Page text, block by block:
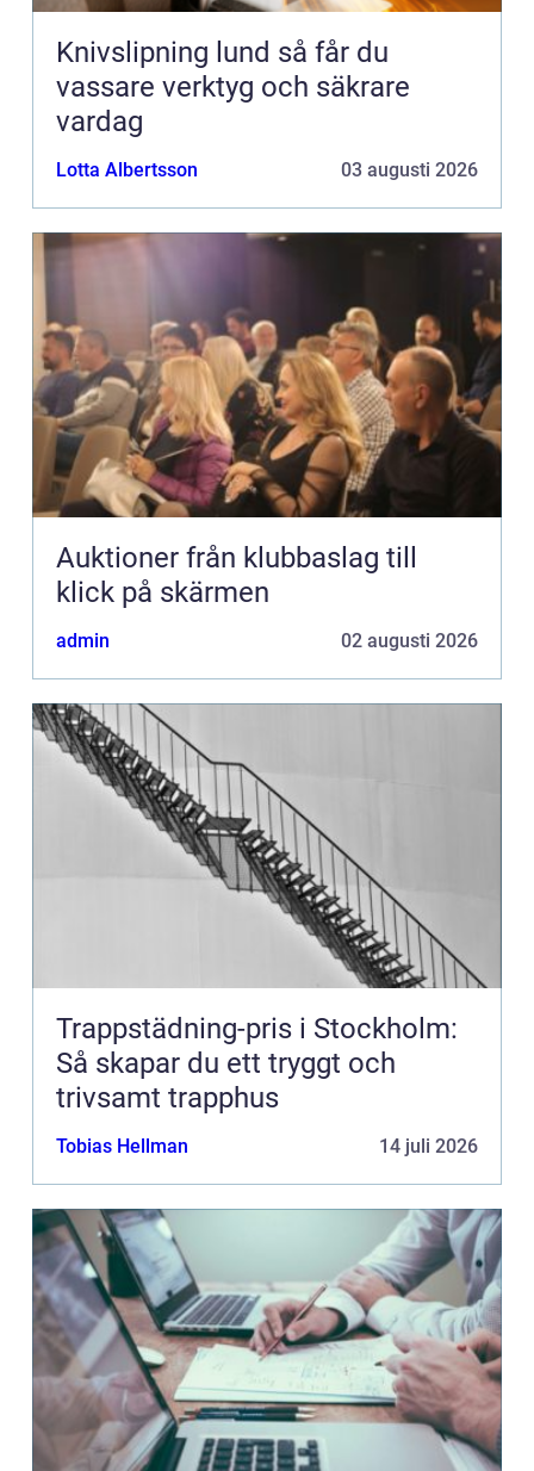
Knivslipning lund så får du
vassare verktyg och säkrare
vardag
Lotta Albertsson 03 augusti 2026
Auktioner från klubbaslag till
klick på skärmen
admin 02 augusti 2026
Trappstädning-pris i Stockholm:
Så skapar du ett tryggt och
trivsamt trapphus
Tobias Hellman 14 juli 2026